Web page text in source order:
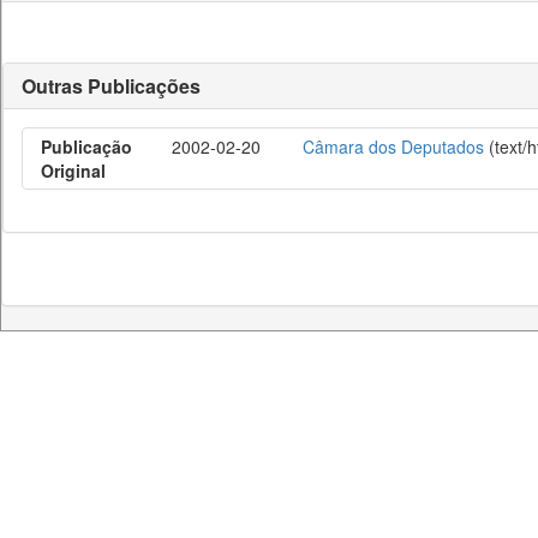
Outras Publicações
Publicação
Original
2002-02-20 Câmara dos Deputados(text/